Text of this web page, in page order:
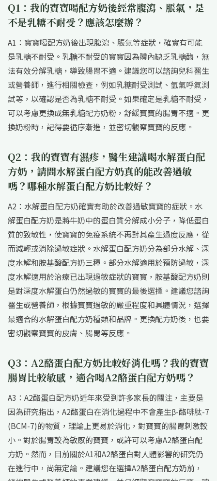
Q1：我的寶寶喝配方奶後經常腹瀉、脹氣，是
不是乳糖不耐受？應該怎麼辦？
A1：寶寶喝配方奶後出現腹瀉、脹氣等症狀，確實有可能
是乳糖不耐受。乳糖不耐受的寶寶因為體內缺乏乳糖酶，無
法有效分解乳糖，導致腸胃不適。建議您可以諮詢兒科醫生
或營養師，進行相關檢查，例如乳糖耐受測試、氫氣呼氣測
試等，以確認是否為乳糖不耐受。如果確定是乳糖不耐受，
可以考慮更換成無乳糖配方奶粉，舒緩寶寶的腸胃不適。更
換奶粉時，記得要循序漸進，並密切觀察寶寶的反應。
Q2：我的寶寶有濕疹，醫生建議喝水解蛋白配
方奶，請問水解蛋白配方奶真的能改善過敏
嗎？哪種水解蛋白配方奶比較好？
A2：水解蛋白配方奶確實有助於改善過敏寶寶的症狀。水
解蛋白配方奶是將牛奶中的蛋白質分解成小分子，降低蛋白
質的致敏性，使寶寶的免疫系統不再對其產生過度反應，從
而減輕或消除過敏症狀。水解蛋白配方奶分為部分水解、深
度水解和胺基酸配方奶三種。部分水解適用於預防過敏，深
度水解適用於治療已出現過敏症狀的寶寶，胺基酸配方奶則
是對深度水解蛋白仍然過敏的寶寶的最後選擇。建議您諮詢
醫生或營養師，根據寶寶過敏的嚴重程度和具體情況，選擇
最適合的水解蛋白配方奶種類和品牌。更換配方奶後，也要
密切觀察寶寶的皮膚、腸胃等反應。
Q3：A2酪蛋白配方奶比較好消化嗎？我的寶寶
腸胃比較敏感，適合喝A2酪蛋白配方奶嗎？
A3：A2酪蛋白配方奶近年來受到許多家長的關注，主要是
因為研究指出，A2酪蛋白在消化過程中不會產生β-酪啡肽-7
(BCM-7)的物質，理論上更易於消化，對寶寶的腸胃刺激較
小。對於腸胃較為敏感的寶寶，或許可以考慮A2酪蛋白配
方奶。然而，目前關於A1和A2酪蛋白對人體影響的研究仍
在進行中，尚無定論。建議您在選擇A2酪蛋白配方奶前，